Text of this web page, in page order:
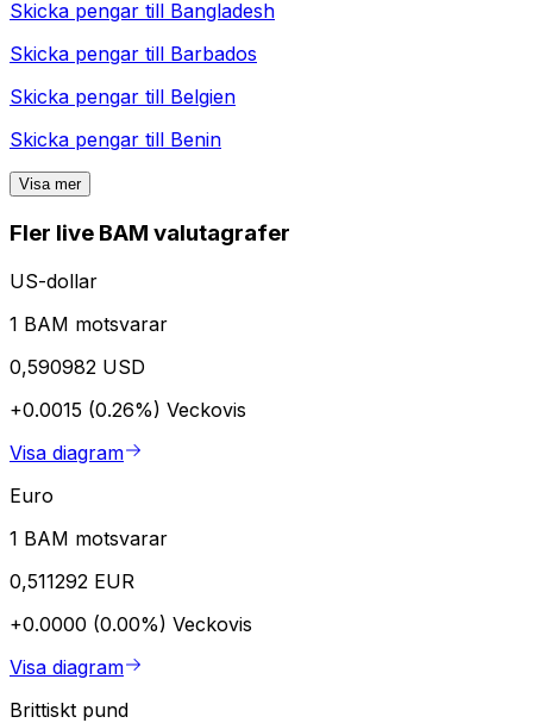
Skicka pengar till Bangladesh
Skicka pengar till Barbados
Skicka pengar till Belgien
Skicka pengar till Benin
Visa mer
Fler live BAM valutagrafer
US-dollar
1 BAM motsvarar
0,590982 USD
+0.0015 (0.26%) Veckovis
Visa diagram
Euro
1 BAM motsvarar
0,511292 EUR
+0.0000 (0.00%) Veckovis
Visa diagram
Brittiskt pund